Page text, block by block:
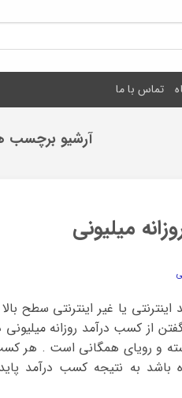
تماس با ما
آرشیو
میلیونی
یا غیر اینترنتی سطح
از کسب درآمد روزانه میلیونی
و رویای همگانی است . هر
باشد به نتیجه کسب درآمد